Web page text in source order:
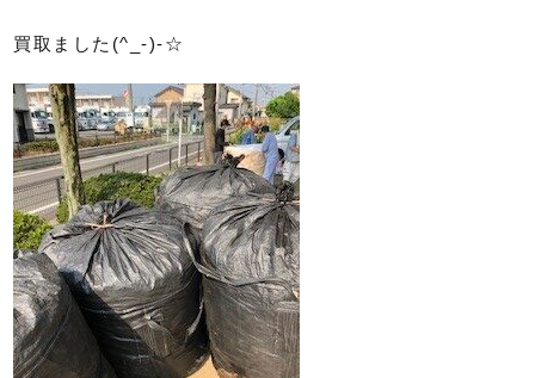
買取ました(^_-)-☆